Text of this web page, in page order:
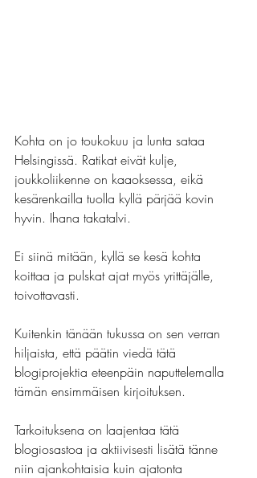
Kohta on jo toukokuu ja lunta sataa
Helsingissä. Ratikat eivät kulje,
joukkoliikenne on kaaoksessa, eikä
kesärenkailla tuolla kyllä pärjää kovin
hyvin. Ihana takatalvi.
Ei siinä mitään, kyllä se kesä kohta
koittaa ja pulskat ajat myös yrittäjälle,
toivottavasti.
Kuitenkin tänään tukussa on sen verran
hiljaista, että päätin viedä tätä
blogiprojektia eteenpäin naputtelemalla
tämän ensimmäisen kirjoituksen.
Tarkoituksena on laajentaa tätä
blogiosastoa ja aktiivisesti lisätä tänne
niin ajankohtaisia kuin ajatonta